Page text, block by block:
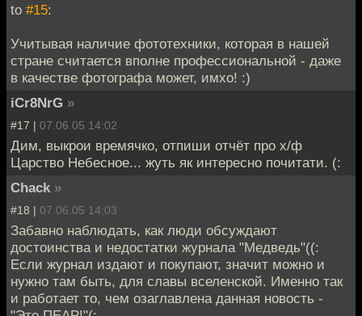
to #15:
Учитывая наличие фототехники, которая в нашей
стране считается вполне профессиональной - даже
в качестве фотографа может, имхо! :)
iCr8NrG »
#17 | 07.06.05 14:02
Дим, выкрои времячко, отпиши отчёт про х/ф
Царство Небесное... жуть як интересно почитати. (:
Chack »
#18 | 07.06.05 14:03
Забавно наблюдать, как люди обсуждают
достоинства и недостатки журнала "Медведь"((:
Если журнал издают и покупают, значит можно и
нужно там быть, для славы вселенской. Именно так
и работает то, чем озаглавлена данная новость -